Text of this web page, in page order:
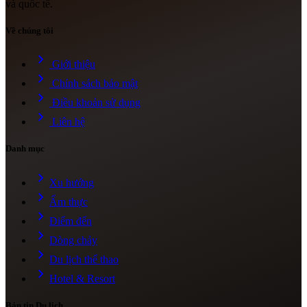
và quốc tế.
Về chúng tôi
chevron_right Giới thiệu
chevron_right Chính sách bảo mật
chevron_right Điều khoản sử dụng
chevron_right Liên hệ
Danh mục
chevron_right Xu hướng
chevron_right Ẩm thực
chevron_right Điểm đến
chevron_right Dòng chảy
chevron_right Du lịch thể thao
chevron_right Hotel & Resort